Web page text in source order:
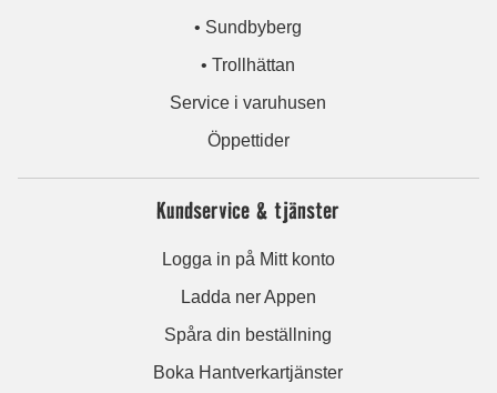
• Sundbyberg
• Trollhättan
Service i varuhusen
Öppettider
Kundservice & tjänster
Logga in på Mitt konto
Ladda ner Appen
Spåra din beställning
Boka Hantverkartjänster